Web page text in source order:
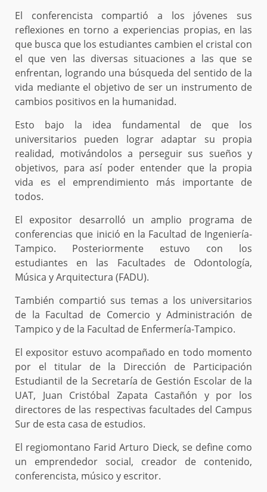
El conferencista compartió a los jóvenes sus
reflexiones en torno a experiencias propias, en las
que busca que los estudiantes cambien el cristal con
el que ven las diversas situaciones a las que se
enfrentan, logrando una búsqueda del sentido de la
vida mediante el objetivo de ser un instrumento de
cambios positivos en la humanidad.
Esto bajo la idea fundamental de que los
universitarios pueden lograr adaptar su propia
realidad, motivándolos a perseguir sus sueños y
objetivos, para así poder entender que la propia
vida es el emprendimiento más importante de
todos.
El expositor desarrolló un amplio programa de
conferencias que inició en la Facultad de Ingeniería-
Tampico. Posteriormente estuvo con los
estudiantes en las Facultades de Odontología,
Música y Arquitectura (FADU).
También compartió sus temas a los universitarios
de la Facultad de Comercio y Administración de
Tampico y de la Facultad de Enfermería-Tampico.
El expositor estuvo acompañado en todo momento
por el titular de la Dirección de Participación
Estudiantil de la Secretaría de Gestión Escolar de la
UAT, Juan Cristóbal Zapata Castañón y por los
directores de las respectivas facultades del Campus
Sur de esta casa de estudios.
El regiomontano Farid Arturo Dieck, se define como
un emprendedor social, creador de contenido,
conferencista, músico y escritor.